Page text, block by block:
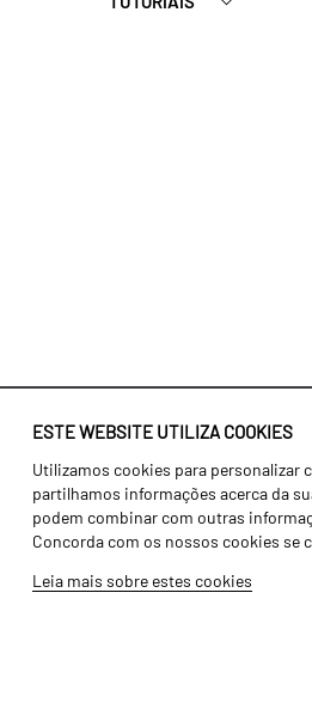
ESTE WEBSITE UTILIZA COOKIES
Utilizamos cookies para personalizar
partilhamos informações acerca da
podem combinar com outras
Concorda com os nossos cookies se
Leia mais sobre estes cookies
Identidade
História
Fábrica / Produção
Recursos Humanos